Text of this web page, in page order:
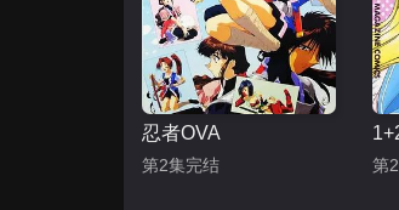
忍者OVA
第2集完结 第